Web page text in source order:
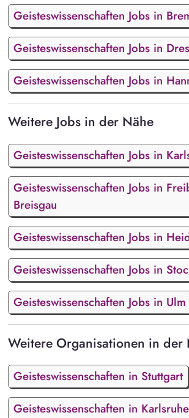
Geisteswissenschaften Jobs in
Geisteswissenschaften Jobs in
Geisteswissenschaften Jobs in
Weitere Jobs in der Nähe
Geisteswissenschaften Jobs in
Geisteswissenschaften Jobs in
Breisgau
Geisteswissenschaften Jobs in
Geisteswissenschaften Jobs in
Geisteswissenschaften Jobs in Ulm
Weitere Organisationen in der
Geisteswissenschaften in Stuttgart
Geisteswissenschaften in Karlsruhe